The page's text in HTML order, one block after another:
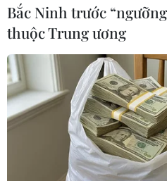
Bắc Ninh trước
thuộc Trung ương